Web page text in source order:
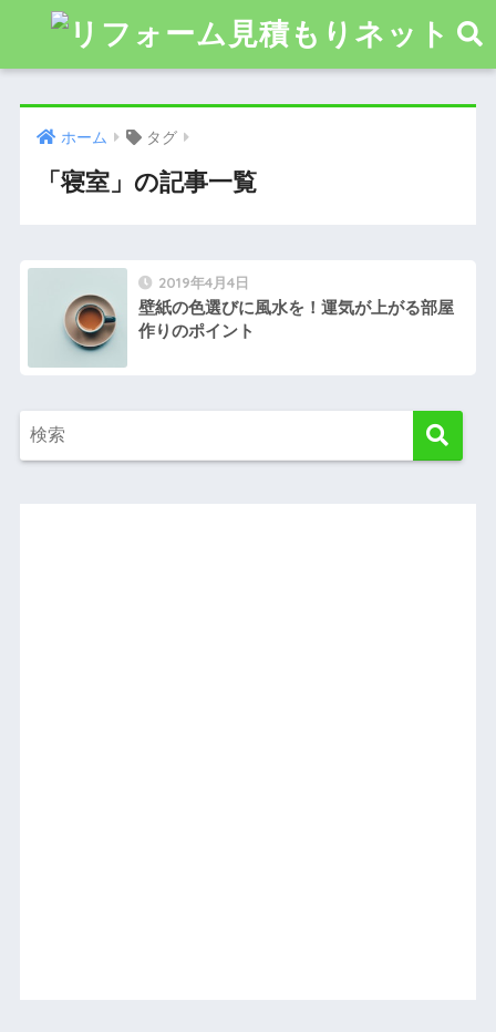
ホーム タグ
「寝室」の記事一覧
2019年4月4日
壁紙の色選びに風水を！運気が上がる部屋
作りのポイント